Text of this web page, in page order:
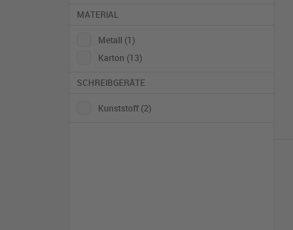
MATERIAL
Metall (1)
Karton (13)
SCHREIBGERÄTE
Kunststoff (2)